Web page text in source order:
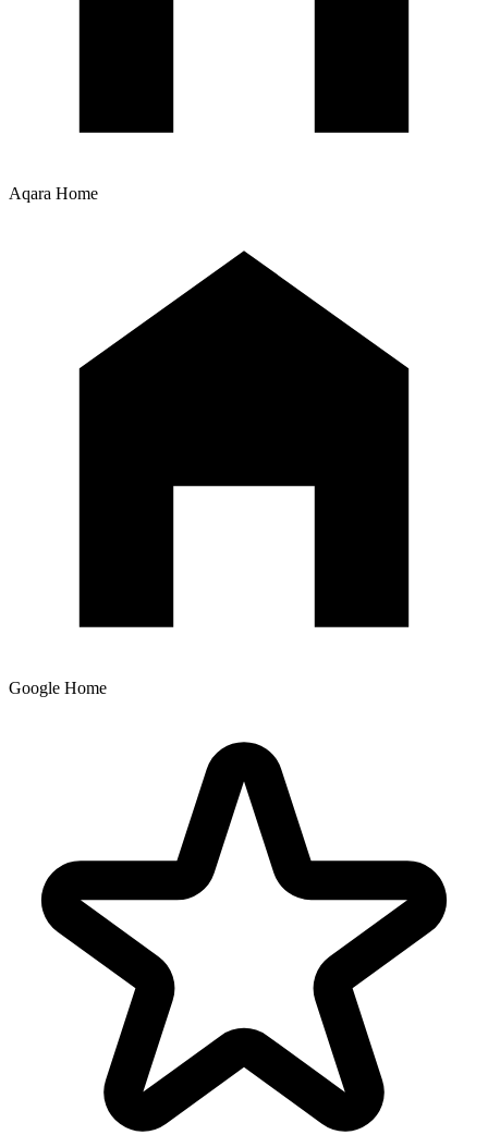
Aqara Home
Google Home